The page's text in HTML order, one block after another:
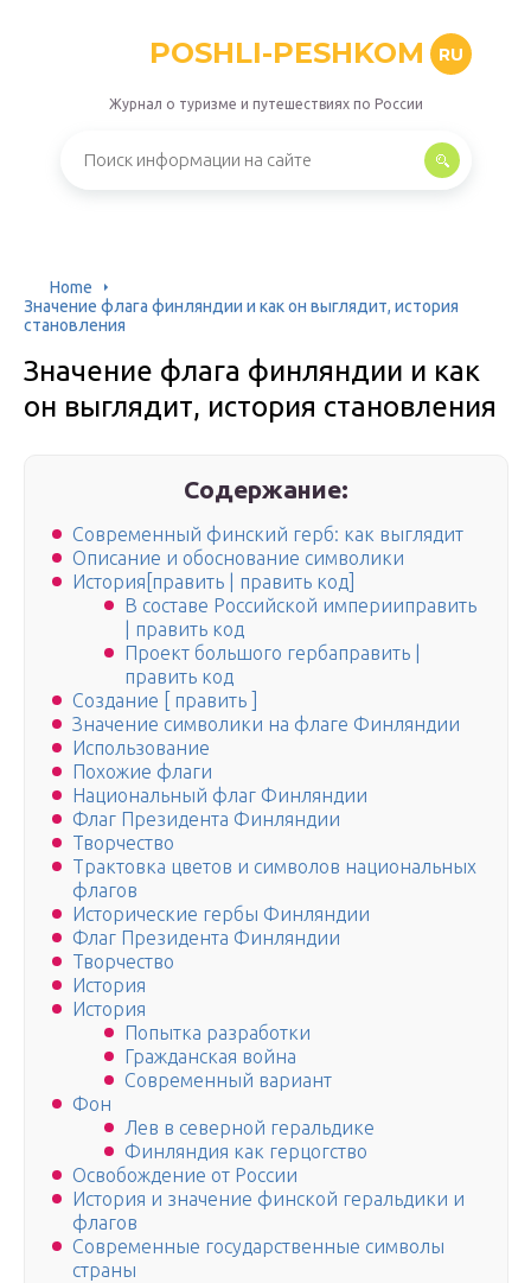
POSHLI-PESHKOM RU
Журнал о туризме и путешествиях по России
Home
Значение флага финляндии и как он выглядит, история
становления
Значение флага финляндии и как
он выглядит, история становления
Содержание:
Современный финский герб: как выглядит
Описание и обоснование символики
История[править | править код]
В составе Российской империиправить
| править код
Проект большого гербаправить |
править код
Создание [ править ]
Значение символики на флаге Финляндии
Использование
Похожие флаги
Национальный флаг Финляндии
Флаг Президента Финляндии
Творчество
Трактовка цветов и символов национальных
флагов
Исторические гербы Финляндии
Флаг Президента Финляндии
Творчество
История
История
Попытка разработки
Гражданская война
Современный вариант
Фон
Лев в северной геральдике
Финляндия как герцогство
Освобождение от России
История и значение финской геральдики и
флагов
Современные государственные символы
страны